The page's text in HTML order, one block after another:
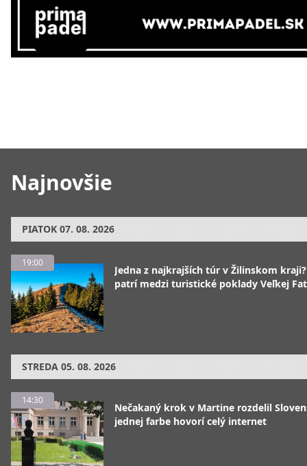
Najnovšie
PIATOK 07. 08. 2026
19:00
Jedna z najkrajších túr v Žilinskom
patrí medzi turistické poklady Veľkej
STREDA 05. 08. 2026
14:30
Nečakaný krok v Martine rozdelil
jednej farbe hovorí celý internet